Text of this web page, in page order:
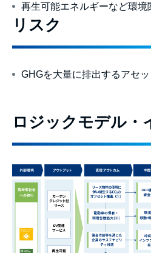
再生可能エネルギーなど環境
リスク
GHGを大量に排出するアセ
ロジックモデル・